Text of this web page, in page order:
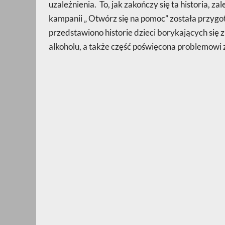
uzależnienia. To, jak zakończy się ta historia,
kampanii „ Otwórz się na pomoc” została
przedstawiono historie dzieci borykających się
alkoholu, a także część poświęcona